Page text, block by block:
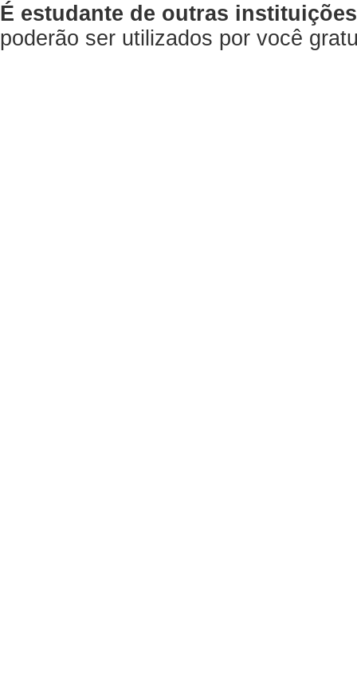
É estudante de outras
poderão ser utilizados por você